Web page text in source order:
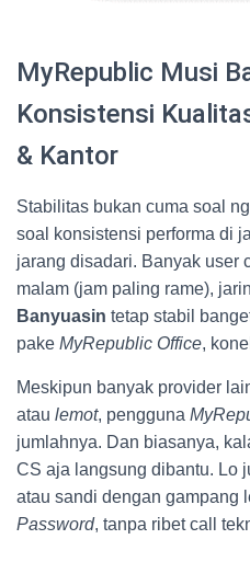
MyRepublic Musi
Konsistensi
& Kantor
Stabilitas bukan cuma soal
soal konsistensi performa di
jarang disadari. Banyak user
malam (jam paling rame),
Banyuasin tetap stabil
pake MyRepublic Office,
Meskipun banyak provider
atau lemot, pengguna
jumlahnya. Dan biasanya,
CS aja langsung dibantu. Lo
atau sandi dengan gampang
Password, tanpa ribet call